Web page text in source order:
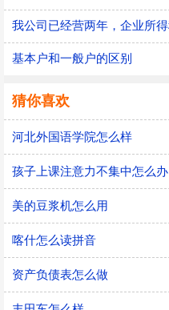
基本户和一般户的区别
猜你喜欢
河北外国语学院怎么样
孩子上课注意力不集中怎么办
美的豆浆机怎么用
喀什怎么读拼音
资产负债表怎么做